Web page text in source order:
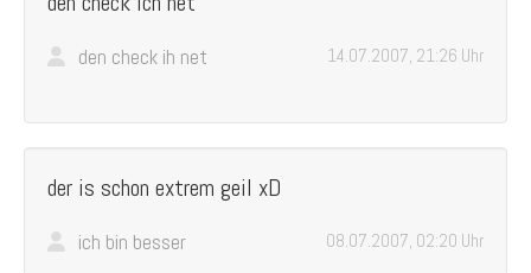
den check ih net 14.07.2007, 21:26 Uhr
der is schon extrem geil xD
ich bin besser 08.07.2007, 02:20 Uhr